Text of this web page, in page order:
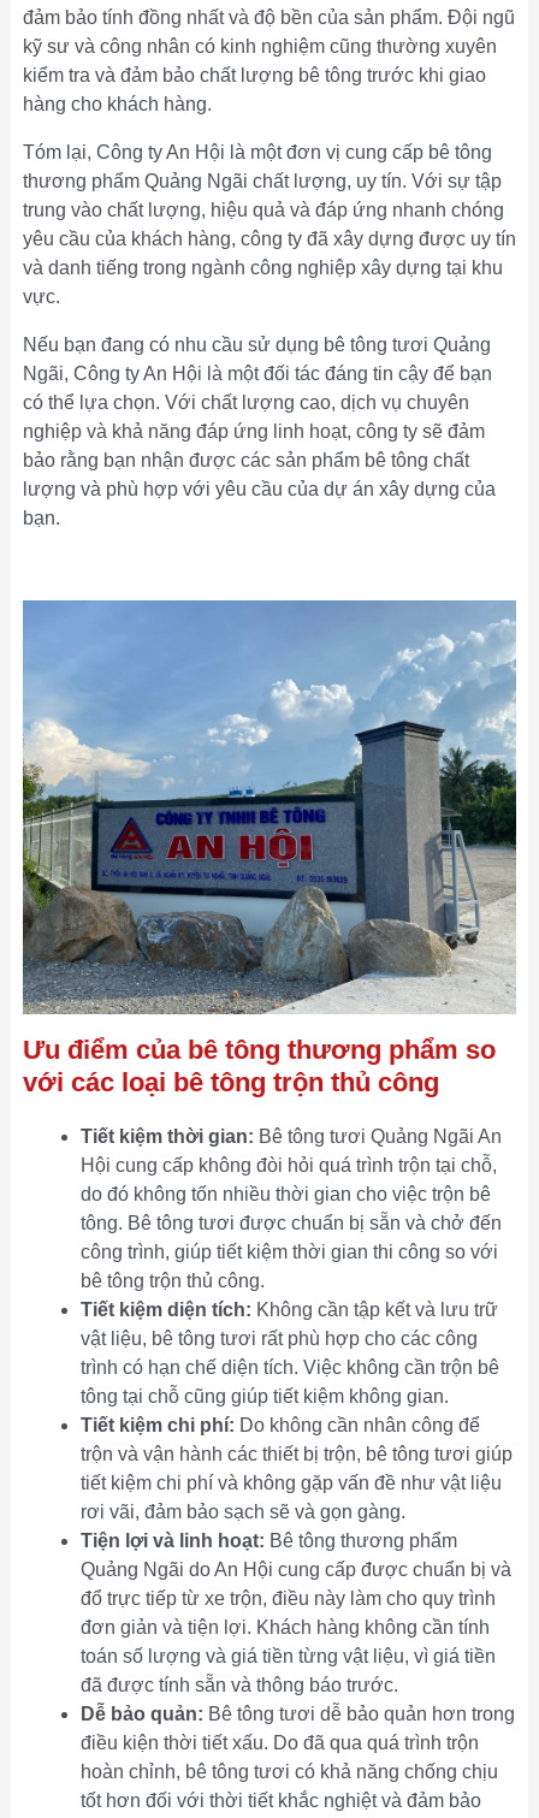
đảm bảo tính đồng nhất và độ bền của sản phẩm. Đội ngũ
kỹ sư và công nhân có kinh nghiệm cũng thường xuyên
kiểm tra và đảm bảo chất lượng bê tông trước khi giao
hàng cho khách hàng.
Tóm lại, Công ty An Hội là một đơn vị cung cấp bê tông
thương phẩm Quảng Ngãi chất lượng, uy tín. Với sự tập
trung vào chất lượng, hiệu quả và đáp ứng nhanh chóng
yêu cầu của khách hàng, công ty đã xây dựng được uy tín
và danh tiếng trong ngành công nghiệp xây dựng tại khu
vực.
Nếu bạn đang có nhu cầu sử dụng bê tông tươi Quảng
Ngãi, Công ty An Hội là một đối tác đáng tin cậy để bạn
có thể lựa chọn. Với chất lượng cao, dịch vụ chuyên
nghiệp và khả năng đáp ứng linh hoạt, công ty sẽ đảm
bảo rằng bạn nhận được các sản phẩm bê tông chất
lượng và phù hợp với yêu cầu của dự án xây dựng của
bạn.
Ưu điểm của bê tông thương phẩm so
với các loại bê tông trộn thủ công
Tiết kiệm thời gian: Bê tông tươi Quảng Ngãi An
Hội cung cấp không đòi hỏi quá trình trộn tại chỗ,
do đó không tốn nhiều thời gian cho việc trộn bê
tông. Bê tông tươi được chuẩn bị sẵn và chở đến
công trình, giúp tiết kiệm thời gian thi công so với
bê tông trộn thủ công.
Tiết kiệm diện tích: Không cần tập kết và lưu trữ
vật liệu, bê tông tươi rất phù hợp cho các công
trình có hạn chế diện tích. Việc không cần trộn bê
tông tại chỗ cũng giúp tiết kiệm không gian.
Tiết kiệm chi phí: Do không cần nhân công để
trộn và vận hành các thiết bị trộn, bê tông tươi giúp
tiết kiệm chi phí và không gặp vấn đề như vật liệu
rơi vãi, đảm bảo sạch sẽ và gọn gàng.
Tiện lợi và linh hoạt: Bê tông thương phẩm
Quảng Ngãi do An Hội cung cấp được chuẩn bị và
đổ trực tiếp từ xe trộn, điều này làm cho quy trình
đơn giản và tiện lợi. Khách hàng không cần tính
toán số lượng và giá tiền từng vật liệu, vì giá tiền
đã được tính sẵn và thông báo trước.
Dễ bảo quản: Bê tông tươi dễ bảo quản hơn trong
điều kiện thời tiết xấu. Do đã qua quá trình trộn
hoàn chỉnh, bê tông tươi có khả năng chống chịu
tốt hơn đối với thời tiết khắc nghiệt và đảm bảo